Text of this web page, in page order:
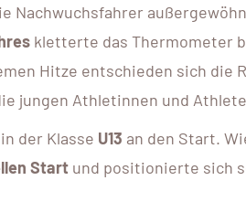
Nachwuchsfahrer
kletterte das Thermometer
Hitze entschieden sich die
jungen Athletinnen und
in der Klasse U13 an den Start.
Start und positionierte sich